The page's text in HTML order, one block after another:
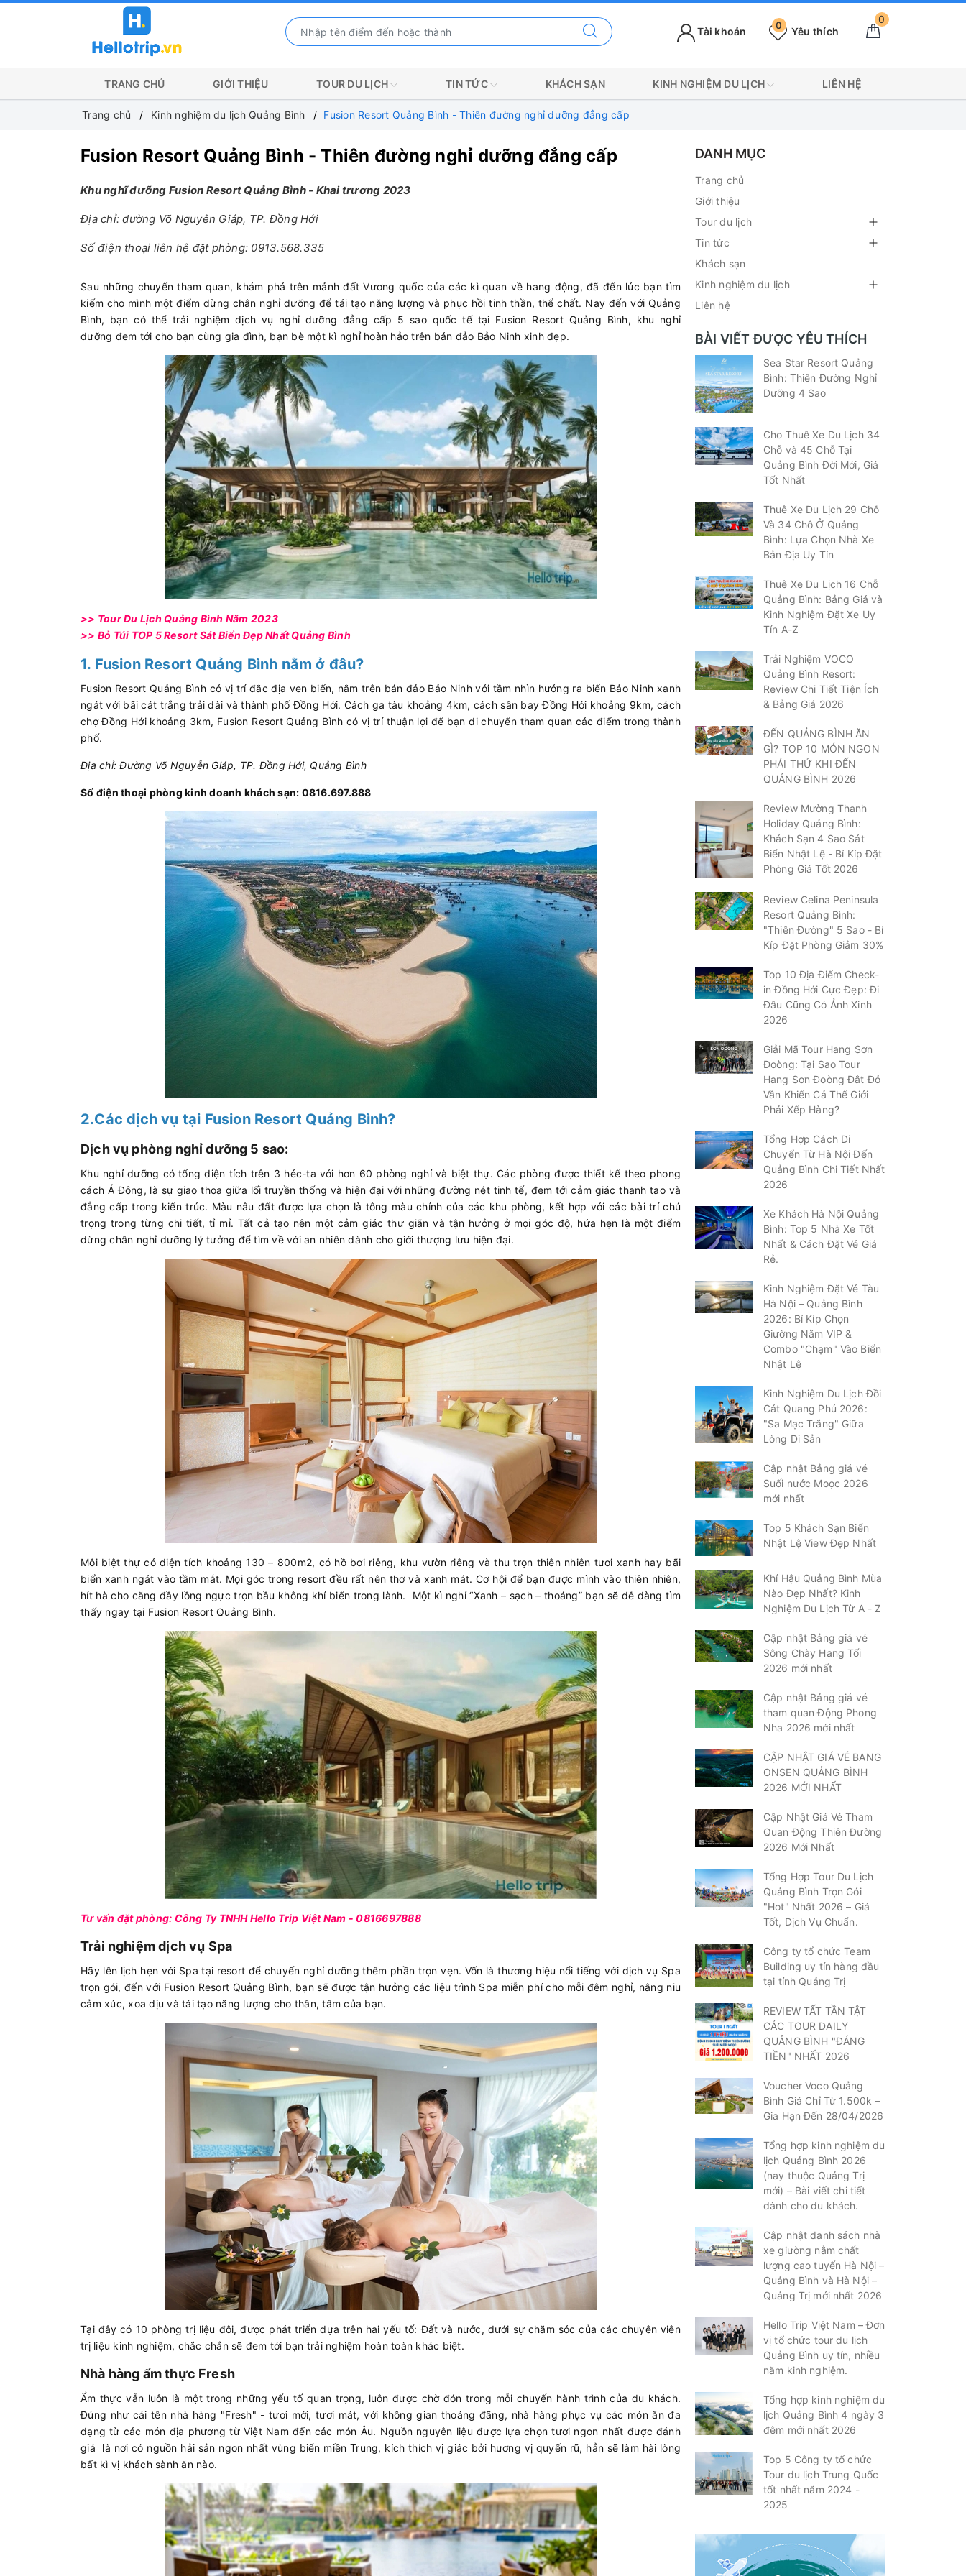
0
Yêu thích
0
Tài khoản
TRANG CHỦ GIỚI THIỆU TOUR DU LỊCH TIN TỨC KHÁCH SẠN KINH NGHIỆM DU LỊCH LIÊN HỆ
Trang chủ Kinh nghiệm du lịch Quảng Bình Fusion Resort Quảng Bình - Thiên đường nghỉ dưỡng đẳng cấp
Fusion Resort Quảng Bình - Thiên đường nghỉ dưỡng đẳng cấp
Khu nghĩ dưỡng Fusion Resort Quảng Bình - Khai trương 2023
Địa chỉ: đường Võ Nguyên Giáp, TP. Đồng Hới
Số điện thoại liên hệ đặt phòng: 0913.568.335
Sau những chuyến tham quan, khám phá trên mảnh đất Vương quốc của các kì quan về hang động, đã đến lúc bạn tìm
kiếm cho mình một điểm dừng chân nghỉ dưỡng để tái tạo năng lượng và phục hồi tinh thần, thể chất. Nay đến với Quảng
Bình, bạn có thể trải nghiệm dịch vụ nghỉ dưỡng đẳng cấp 5 sao quốc tế tại Fusion Resort Quảng Bình, khu nghỉ
dưỡng đem tới cho bạn cùng gia đình, bạn bè một kì nghỉ hoàn hảo trên bán đảo Bảo Ninh xinh đẹp.
>> Tour Du Lịch Quảng Bình Năm 2023
>> Bỏ Túi TOP 5 Resort Sát Biển Đẹp Nhất Quảng Bình
1. Fusion Resort Quảng Bình nằm ở đâu?
Fusion Resort Quảng Bình có vị trí đắc địa ven biển, nằm trên bán đảo Bảo Ninh với tầm nhìn hướng ra biển Bảo Ninh xanh
ngát với bãi cát trắng trải dài và thành phố Đồng Hới. Cách ga tàu khoảng 4km, cách sân bay Đồng Hới khoảng 9km, cách
chợ Đồng Hới khoảng 3km, Fusion Resort Quảng Bình có vị trí thuận lợi để bạn di chuyển tham quan các điểm trong thành
phố.
Địa chỉ: Đường Võ Nguyễn Giáp, TP. Đồng Hới, Quảng Bình
Số điện thoại phòng kinh doanh khách sạn: 0816.697.888
2.Các dịch vụ tại Fusion Resort Quảng Bình?
Dịch vụ phòng nghỉ dưỡng 5 sao:
Khu nghỉ dưỡng có tổng diện tích trên 3 héc-ta với hơn 60 phòng nghỉ và biệt thự. Các phòng được thiết kế theo phong
cách Á Đông, là sự giao thoa giữa lối truyền thống và hiện đại với những đường nét tinh tế, đem tới cảm giác thanh tao và
đẳng cấp trong kiến trúc. Màu nâu đất được lựa chọn là tông màu chính của các khu phòng, kết hợp với các bài trí chú
trọng trong từng chi tiết, tỉ mỉ. Tất cả tạo nên một cảm giác thư giãn và tận hưởng ở mọi góc độ, hứa hẹn là một điểm
dừng chân nghỉ dưỡng lý tưởng để tìm về với an nhiên dành cho giới thượng lưu hiện đại.
Mỗi biệt thự có diện tích khoảng 130 – 800m2, có hồ bơi riêng, khu vườn riêng và thu trọn thiên nhiên tươi xanh hay bãi
biển xanh ngát vào tầm mắt. Mọi góc trong resort đều rất nên thơ và xanh mát. Cơ hội để bạn được mình vào thiên nhiên,
hít hà cho căng đầy lồng ngực trọn bầu không khí biển trong lành. Một kì nghỉ “Xanh – sạch – thoáng” bạn sẽ dễ dàng tìm
thấy ngay tại Fusion Resort Quảng Bình.
Tư vấn đặt phòng: Công Ty TNHH Hello Trip Việt Nam - 0816697888
Trải nghiệm dịch vụ Spa
Hãy lên lịch hẹn với Spa tại resort để chuyến nghỉ dưỡng thêm phần trọn vẹn. Vốn là thương hiệu nổi tiếng với dịch vụ Spa
trọn gói, đến với Fusion Resort Quảng Bình, bạn sẽ được tận hưởng các liệu trình Spa miễn phí cho mỗi đêm nghỉ, nâng niu
cảm xúc, xoa dịu và tái tạo năng lượng cho thân, tâm của bạn.
Tại đây có 10 phòng trị liệu đôi, được phát triển dựa trên hai yếu tố: Đất và nước, dưới sự chăm sóc của các chuyên viên
trị liệu kinh nghiệm, chắc chắn sẽ đem tới bạn trải nghiệm hoàn toàn khác biệt.
Nhà hàng ẩm thực Fresh
Ẩm thực vẫn luôn là một trong những yếu tố quan trọng, luôn được chờ đón trong mỗi chuyến hành trình của du khách.
Đúng như cái tên nhà hàng "Fresh" - tươi mới, tươi mát, với không gian thoáng đãng, nhà hàng phục vụ các món ăn đa
dạng từ các món địa phương từ Việt Nam đến các món Âu. Nguồn nguyên liệu được lựa chọn tươi ngon nhất được đánh
giá là nơi có nguồn hải sản ngon nhất vùng biển miền Trung, kích thích vị giác bởi hương vị quyến rũ, hẳn sẽ làm hài lòng
bất kì vị khách sành ăn nào.
DANH MỤC
Trang chủ
Giới thiệu
Tour du lịch
Tin tức
Khách sạn
Kinh nghiệm du lịch
Liên hệ
BÀI VIẾT ĐƯỢC YÊU THÍCH
Sea Star Resort Quảng
Bình: Thiên Đường Nghỉ
Dưỡng 4 Sao
Cho Thuê Xe Du Lịch 34
Chỗ và 45 Chỗ Tại
Quảng Bình Đời Mới, Giá
Tốt Nhất
Thuê Xe Du Lịch 29 Chỗ
Và 34 Chỗ Ở Quảng
Bình: Lựa Chọn Nhà Xe
Bản Địa Uy Tín
Thuê Xe Du Lịch 16 Chỗ
Quảng Bình: Bảng Giá và
Kinh Nghiệm Đặt Xe Uy
Tín A-Z
Trải Nghiệm VOCO
Quảng Bình Resort:
Review Chi Tiết Tiện Ích
& Bảng Giá 2026
ĐẾN QUẢNG BÌNH ĂN
GÌ? TOP 10 MÓN NGON
PHẢI THỬ KHI ĐẾN
QUẢNG BÌNH 2026
Review Mường Thanh
Holiday Quảng Bình:
Khách Sạn 4 Sao Sát
Biển Nhật Lệ - Bí Kíp Đặt
Phòng Giá Tốt 2026
Review Celina Peninsula
Resort Quảng Bình:
"Thiên Đường" 5 Sao - Bí
Kíp Đặt Phòng Giảm 30%
Top 10 Địa Điểm Check-
in Đồng Hới Cực Đẹp: Đi
Đâu Cũng Có Ảnh Xinh
2026
Giải Mã Tour Hang Sơn
Đoòng: Tại Sao Tour
Hang Sơn Đoòng Đắt Đỏ
Vẫn Khiến Cả Thế Giới
Phải Xếp Hàng?
Tổng Hợp Cách Di
Chuyển Từ Hà Nội Đến
Quảng Bình Chi Tiết Nhất
2026
Xe Khách Hà Nội Quảng
Bình: Top 5 Nhà Xe Tốt
Nhất & Cách Đặt Vé Giá
Rẻ.
Kinh Nghiệm Đặt Vé Tàu
Hà Nội – Quảng Bình
2026: Bí Kíp Chọn
Giường Nằm VIP &
Combo "Chạm" Vào Biển
Nhật Lệ
Kinh Nghiệm Du Lịch Đồi
Cát Quang Phú 2026:
"Sa Mạc Trắng" Giữa
Lòng Di Sản
Cập nhật Bảng giá vé
Suối nước Moọc 2026
mới nhất
Top 5 Khách Sạn Biển
Nhật Lệ View Đẹp Nhất
Khí Hậu Quảng Bình Mùa
Nào Đẹp Nhất? Kinh
Nghiệm Du Lịch Từ A - Z
Cập nhật Bảng giá vé
Sông Chày Hang Tối
2026 mới nhất
Cập nhật Bảng giá vé
tham quan Động Phong
Nha 2026 mới nhất
CẬP NHẬT GIÁ VÉ BANG
ONSEN QUẢNG BÌNH
2026 MỚI NHẤT
Cập Nhật Giá Vé Tham
Quan Động Thiên Đường
2026 Mới Nhất
Tổng Hợp Tour Du Lịch
Quảng Bình Trọn Gói
"Hot" Nhất 2026 – Giá
Tốt, Dịch Vụ Chuẩn.
Công ty tổ chức Team
Building uy tín hàng đầu
tại tỉnh Quảng Trị
REVIEW TẤT TẦN TẬT
CÁC TOUR DAILY
QUẢNG BÌNH "ĐÁNG
TIỀN" NHẤT 2026
Voucher Voco Quảng
Bình Giá Chỉ Từ 1.500k –
Gia Hạn Đến 28/04/2026
Tổng hợp kinh nghiệm du
lịch Quảng Bình 2026
(nay thuộc Quảng Trị
mới) – Bài viết chi tiết
dành cho du khách.
Cập nhật danh sách nhà
xe giường nằm chất
lượng cao tuyến Hà Nội –
Quảng Bình và Hà Nội –
Quảng Trị mới nhất 2026
Hello Trip Việt Nam – Đơn
vị tổ chức tour du lịch
Quảng Bình uy tín, nhiều
năm kinh nghiệm.
Tổng hợp kinh nghiệm du
lịch Quảng Bình 4 ngày 3
đêm mới nhất 2026
Top 5 Công ty tổ chức
Tour du lịch Trung Quốc
tốt nhất năm 2024 -
2025